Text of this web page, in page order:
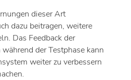
dieser Art
dazu beitragen, weitere
Das Feedback der
der Testphase kann
weiter zu verbessern